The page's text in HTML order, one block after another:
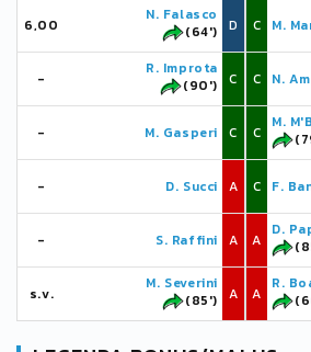
6,00
N. Falasco
(64')
D
-
R. Improta
(90')
C
- M. Gasperi C
- D. Succi A
- S. Raffini A
s.v.
M. Severini
(85')
A
C M.
C N.
C
M.
C F.
A
D.
A
R.